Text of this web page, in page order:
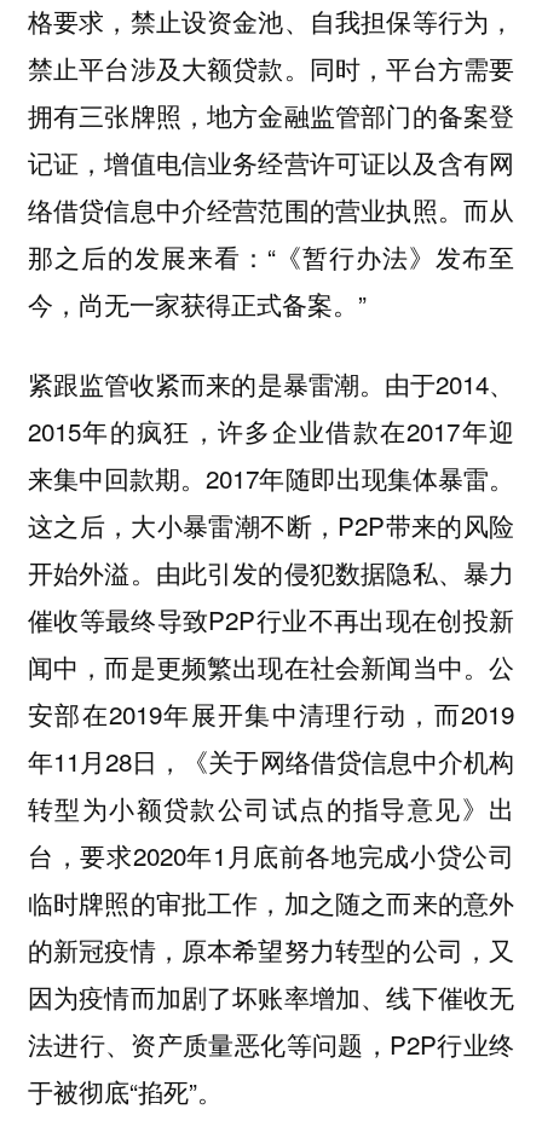
格要求，禁止设资金池、自我担保等行为，
禁止平台涉及大额贷款。同时，平台方需要
拥有三张牌照，地方金融监管部门的备案登
记证，增值电信业务经营许可证以及含有网
络借贷信息中介经营范围的营业执照。而从
那之后的发展来看：“《暂行办法》发布至
今，尚无一家获得正式备案。”
紧跟监管收紧而来的是暴雷潮。由于2014、
2015年的疯狂，许多企业借款在2017年迎
来集中回款期。2017年随即出现集体暴雷。
这之后，大小暴雷潮不断，P2P带来的风险
开始外溢。由此引发的侵犯数据隐私、暴力
催收等最终导致P2P行业不再出现在创投新
闻中，而是更频繁出现在社会新闻当中。公
安部在2019年展开集中清理行动，而2019
年11月28日，《关于网络借贷信息中介机构
转型为小额贷款公司试点的指导意见》出
台，要求2020年1月底前各地完成小贷公司
临时牌照的审批工作，加之随之而来的意外
的新冠疫情，原本希望努力转型的公司，又
因为疫情而加剧了坏账率增加、线下催收无
法进行、资产质量恶化等问题，P2P行业终
于被彻底“掐死”。